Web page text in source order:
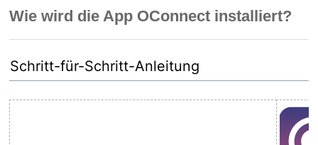
Wie wird die App OConnect installiert?
Schritt-für-Schritt-Anleitung